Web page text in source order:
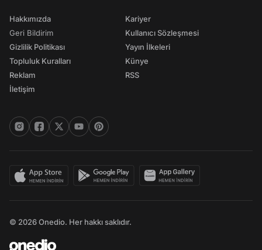
Hakkımızda
Geri Bildirim
Gizlilik Politikası
Topluluk Kuralları
Reklam
İletişim
Kariyer
Kullanıcı Sözleşmesi
Yayın İlkeleri
Künye
RSS
© 2026 Onedio. Her hakkı saklıdır.